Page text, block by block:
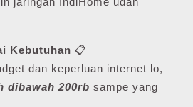
Kebutuhan 📋
dan keperluan internet lo,
dibawah 200rb sampe yang